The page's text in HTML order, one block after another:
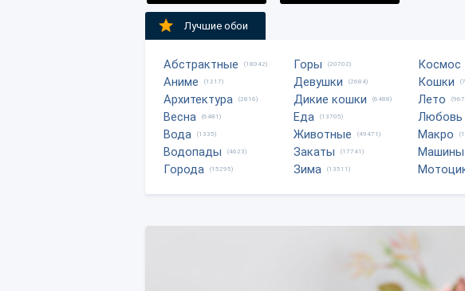
Лучшие обои
Абстрактные (18042)
Аниме (1217)
Архитектура (2816)
Весна (6481)
Вода (1335)
Водопады (4623)
Города (15295)
Горы (20702)
Девушки (2684)
Дикие кошки (6488)
Еда (13705)
Животные (49471)
Закаты (17741)
Зима (13511)
Космос
Кошки
Лето
Любовь
Макро
Машины